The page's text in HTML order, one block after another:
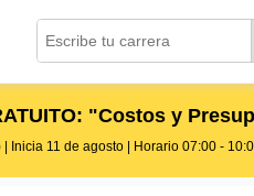
"Costos y
| Inicia 11 de agosto | Horario 07:00 -